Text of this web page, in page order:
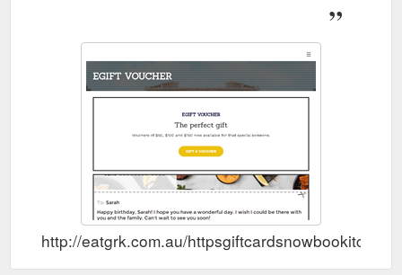
http://eatgrk.com.au/